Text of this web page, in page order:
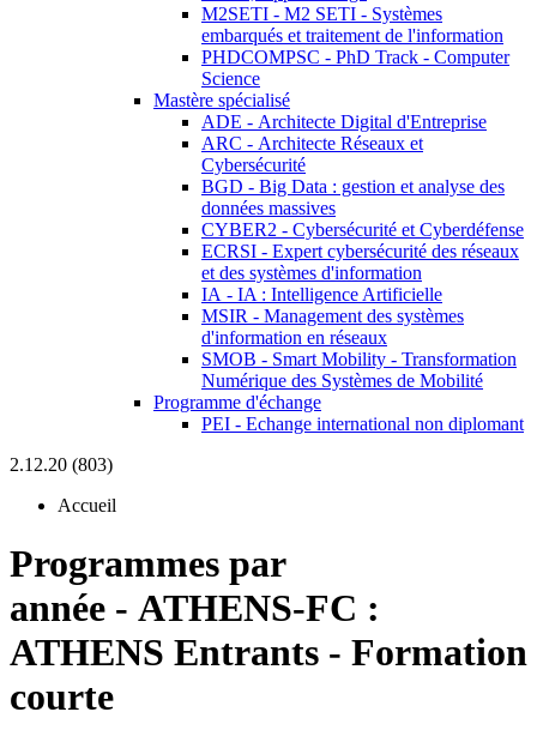
M2SETI - M2 SETI - Systèmes
embarqués et traitement de l'information
PHDCOMPSC - PhD Track - Computer
Science
Mastère spécialisé
ADE - Architecte Digital d'Entreprise
ARC - Architecte Réseaux et
Cybersécurité
BGD - Big Data : gestion et analyse des
données massives
CYBER2 - Cybersécurité et Cyberdéfense
ECRSI - Expert cybersécurité des réseaux
et des systèmes d'information
IA - IA : Intelligence Artificielle
MSIR - Management des systèmes
d'information en réseaux
SMOB - Smart Mobility - Transformation
Numérique des Systèmes de Mobilité
Programme d'échange
PEI - Echange international non diplomant
2.12.20 (803)
Accueil
Programmes par
année - ATHENS-FC :
ATHENS Entrants - Formation
courte